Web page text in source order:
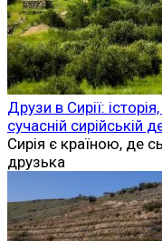
Друзи в Сирії:
сучасній сирійській
Сирія є країною, де
друзька